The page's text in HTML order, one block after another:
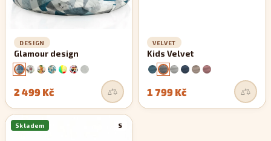
DESIGN
Glamour design
2 499 Kč
VELVET
Kids Velvet
1 799 Kč
S
Skladem